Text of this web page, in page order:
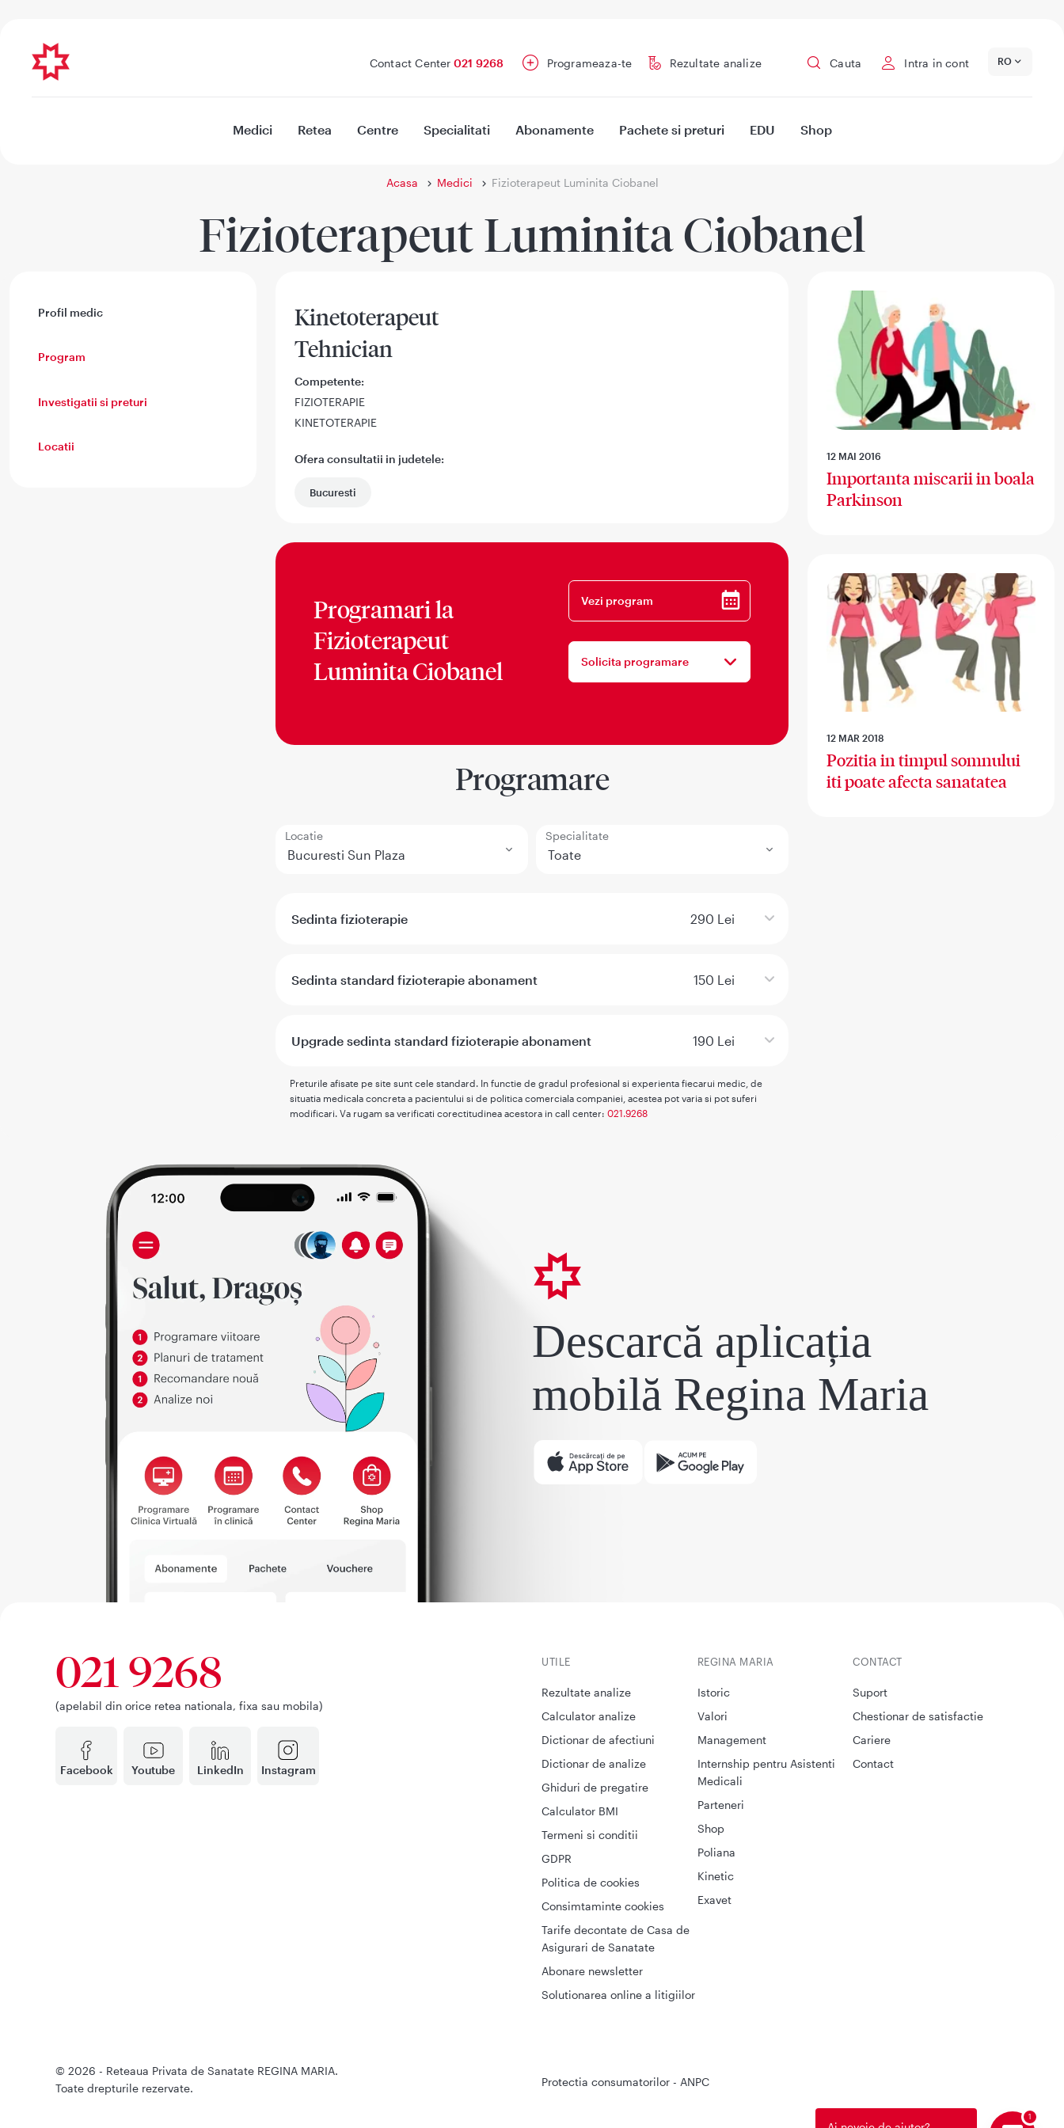
Contact Center 021 9268 Programeaza-te Rezultate analize Cauta Intra in cont RO
Medici Retea Centre Specialitati Abonamente Pachete si preturi EDU Shop
Acasa Medici Fizioterapeut Luminita Ciobanel
Fizioterapeut Luminita Ciobanel
Profil medic
Program
Investigatii si preturi
Locatii
Kinetoterapeut
Tehnician
Competente:
FIZIOTERAPIE
KINETOTERAPIE
Ofera consultatii in judetele:
Bucuresti
Programari la
Fizioterapeut
Luminita Ciobanel
Vezi program
Solicita programare
Programare
Locatie Specialitate
Sedinta fizioterapie 290 Lei
Sedinta standard fizioterapie abonament 150 Lei
Upgrade sedinta standard fizioterapie abonament 190 Lei
Preturile afisate pe site sunt cele standard. In functie de gradul profesional si experienta fiecarui medic, de
situatia medicala concreta a pacientului si de politica comerciala companiei, acestea pot varia si pot suferi
modificari. Va rugam sa verificati corectitudinea acestora in call center: 021.9268
12 MAI 2016
Importanta miscarii in boala
Parkinson
12 MAR 2018
Pozitia in timpul somnului
iti poate afecta sanatatea
Descarcă aplicația
mobilă Regina Maria
Facebook Youtube LinkedIn Instagram
021 9268
(apelabil din orice retea nationala, fixa sau mobila)
UTILE
Rezultate analize
Calculator analize
Dictionar de afectiuni
Dictionar de analize
Ghiduri de pregatire
Calculator BMI
Termeni si conditii
GDPR
Politica de cookies
Consimtaminte cookies
Tarife decontate de Casa de
Asigurari de Sanatate
Abonare newsletter
Solutionarea online a litigiilor
CONTACT
Suport
Chestionar de satisfactie
Cariere
Contact
REGINA MARIA
Istoric
Valori
Management
Internship pentru Asistenti
Medicali
Parteneri
Shop
Poliana
Kinetic
Exavet
Protectia consumatorilor - ANPC
© 2026 - Reteaua Privata de Sanatate REGINA MARIA.
Toate drepturile rezervate.